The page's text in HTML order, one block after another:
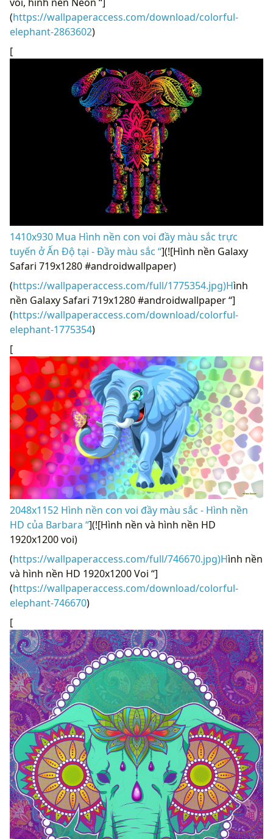
(https://wallpaperaccess.com/download/colorful-
elephant-2863602)
[
1410x930 Mua Hình nền con voi đầy màu sắc trực
tuyến ở Ấn Độ tại - Đầy màu sắc “](![Hình nền Galaxy
Safari 719x1280 #androidwallpaper)
(https://wallpaperaccess.com/full/1775354.jpg)Hình
nền Galaxy Safari 719x1280 #androidwallpaper “]
(https://wallpaperaccess.com/download/colorful-
elephant-1775354)
[
2048x1152 Hình nền con voi đầy màu sắc - Hình nền
HD của Barbara “](![Hình nền và hình nền HD
1920x1200 voi)
(https://wallpaperaccess.com/full/746670.jpg)Hình nền
và hình nền HD 1920x1200 Voi “]
(https://wallpaperaccess.com/download/colorful-
elephant-746670)
[